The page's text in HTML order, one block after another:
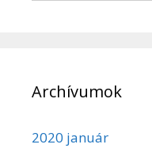
Archívumok
2020 január